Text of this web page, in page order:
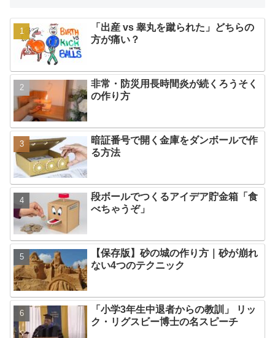
「出産 vs 睾丸を蹴られた」どちらの
方が痛い？
非常・防災用長時間炎が続くろうそく
の作り方
暗証番号で開く金庫をダンボールで作
る方法
段ボールでつくるアイデア貯金箱「食
べちゃうぞ」
【保存版】砂の城の作り方｜砂が崩れ
ない4つのテクニック
「小学3年生中退者からの教訓」 リッ
ク・リグスビー博士の名スピーチ